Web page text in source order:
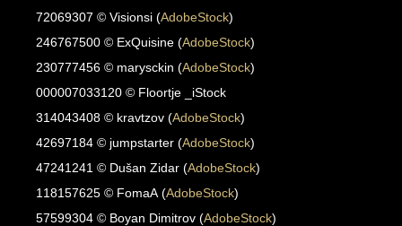
72069307 © Visionsi (AdobeStock)
246767500 © ExQuisine (AdobeStock)
230777456 © marysckin (AdobeStock)
000007033120 © Floortje _iStock
314043408 © kravtzov (AdobeStock)
42697184 © jumpstarter (AdobeStock)
47241241 © Dušan Zidar (AdobeStock)
118157625 © FomaA (AdobeStock)
57599304 © Boyan Dimitrov (AdobeStock)